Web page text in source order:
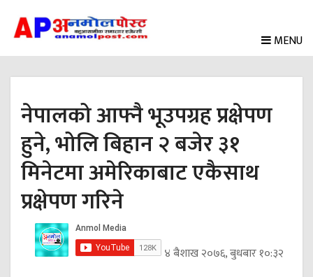
MENU
नेपालको आफ्नै भूउपग्रह प्रक्षेपण
हुने, भोलि बिहान २ बजेर ३१
मिनेटमा अमेरिकाबाट एकैसाथ
प्रक्षेपण गरिने
४ बैशाख २०७६, बुधबार १०:३२